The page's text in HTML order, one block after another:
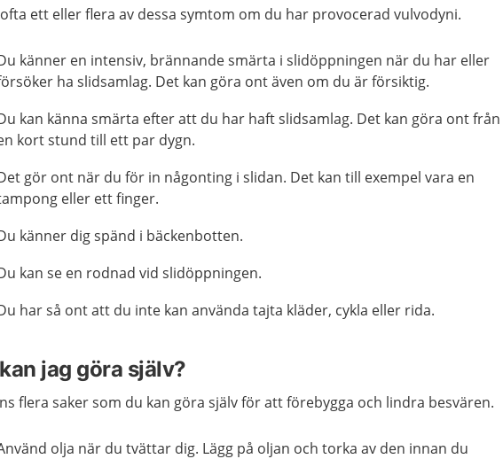
ett eller flera av dessa symtom om du har provocerad vulvodyni.
känner en intensiv, brännande smärta i slidöppningen när du har eller
ha slidsamlag. Det kan göra ont även om du är försiktig.
kan känna smärta efter att du har haft slidsamlag. Det kan göra ont från
kort stund till ett par dygn.
gör ont när du för in någonting i slidan. Det kan till exempel vara en
eller ett finger.
känner dig spänd i bäckenbotten.
kan se en rodnad vid slidöppningen.
har så ont att du inte kan använda tajta kläder, cykla eller rida.
jag göra själv?
flera saker som du kan göra själv för att förebygga och lindra besvären.
olja när du tvättar dig. Lägg på oljan och torka av den innan du